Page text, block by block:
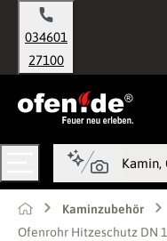
springen
034601
27100
Kaminzubehör
Ofenrohr Hitzeschutz DN